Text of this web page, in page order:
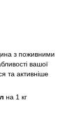
з поживними
вашої
та активніше
на 1 кг